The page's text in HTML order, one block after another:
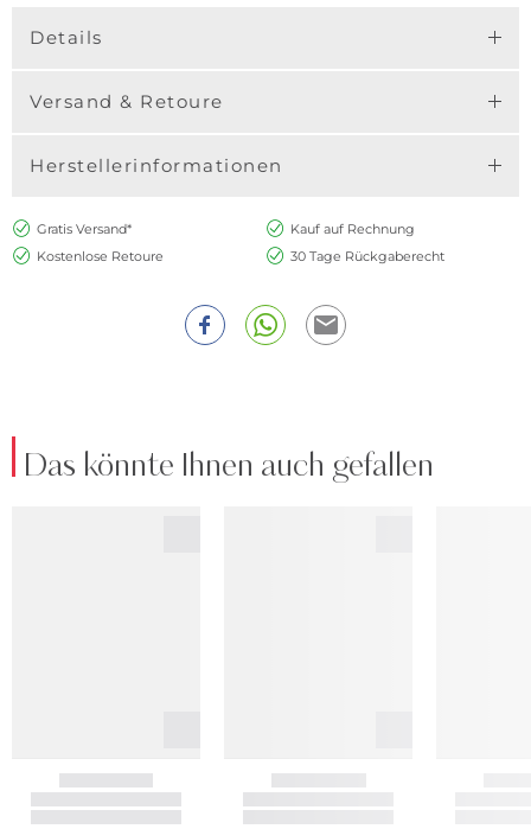
Details
Versand & Retoure
Herstellerinformationen
Gratis Versand*
Kauf auf Rechnung
Kostenlose Retoure
30 Tage Rückgaberecht
Das könnte Ihnen auch gefallen